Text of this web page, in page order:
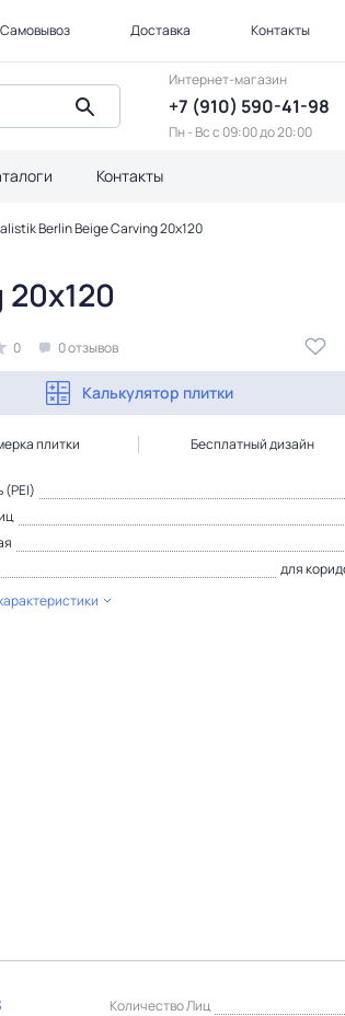
Самовывоз Доставка Контакты
Интернет-магазин
+7 (910) 590-41-98
Пн - Вс с 09:00 до 20:00
Контакты
Berlin Beige Carving 20x120
0 0 отзывов
Калькулятор плитки
плитки Бесплатный дизайн
(PEI)
для
Количество Лиц